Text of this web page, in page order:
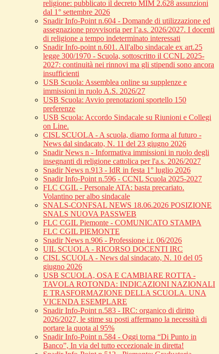
religione: pubblicato il decreto MIM 2.628 assunzioni
dal 1° settembre 2026
Snadir Info-Point n.604 - Domande di utilizzazione ed
assegnazione provvisoria per l’a.s. 2026/2027. I docenti
di religione a tempo indeterminato interessati
Snadir Info-point n.601. All'albo sindacale ex art.25
legge 300/1970 - Scuola, sottoscritto il CCNL 2025-
2027: continuità nei rinnovi ma gli stipendi sono ancora
insufficienti
USB Scuola: Assemblea online su supplenze e
immissioni in ruolo A.S. 2026/27
USB Scuola: Avvio prenotazioni sportello 150
preferenze
USB Scuola: Accordo Sindacale su Riunioni e Collegi
on Line.
CISL SCUOLA - A scuola, diamo forma al futuro -
News dal sindacato, N. 11 del 23 giugno 2026
Snadir News n - Informativa immissioni in ruolo degli
insegnanti di religione cattolica per l'a.s. 2026/2027
Snadir News n.913 - IdR in festa 1° luglio 2026
Snadir Info-Point n.596 - CCNL Scuola 2025-2027
FLC CGIL - Personale ATA: basta precariato.
Volantino per albo sindacale
SNALS-CONFSAL NEWS 18.06.2026 POSIZIONE
SNALS NUOVA PASSWEB
FLC CGIL Piemonte - COMUNICATO STAMPA
FLC CGIL PIEMONTE
Snadir News n.906 - Professione i.r. 06/2026
UIL SCUOLA - RICORSO DOCENTI IRC
CISL SCUOLA - News dal sindacato, N. 10 del 05
giugno 2026
USB SCUOLA, OSA E CAMBIARE ROTTA -
TAVOLA ROTONDA: INDICAZIONI NAZIONALI
E TRASFORMAZIONE DELLA SCUOLA. UNA
VICENDA ESEMPLARE
Snadir Info-Point n.583 - IRC: organico di diritto
2026/2027, le stime su posti affermano la necessità di
portare la quota al 95%
Snadir Info-Point n.584 - Oggi torna “Di Punto in
Banco”, In via del tutto eccezionale in diretta!